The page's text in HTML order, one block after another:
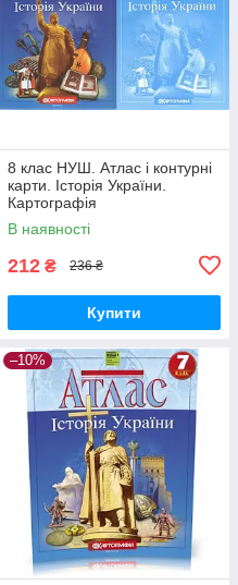
8 клас НУШ. Атлас і контурні
карти. Історія України.
Картографія
В наявності
212 ₴ 236 ₴
Купити
–10%